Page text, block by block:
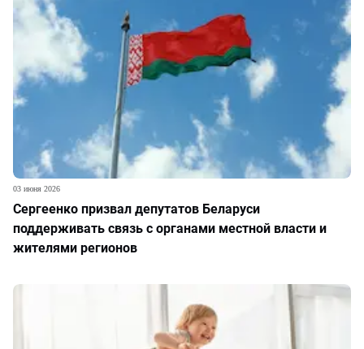
Сергеенко призвал депутатов Беларуси
поддерживать связь с органами местной власти и
жителями регионов
03 июня 2026